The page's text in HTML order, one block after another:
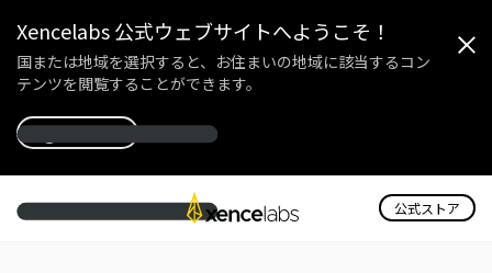
Xencelabs 公式ウェブサイトへようこそ！
国または地域を選択すると、お住まいの地域に該当するコン
テンツを閲覧することができます。
公式ストア